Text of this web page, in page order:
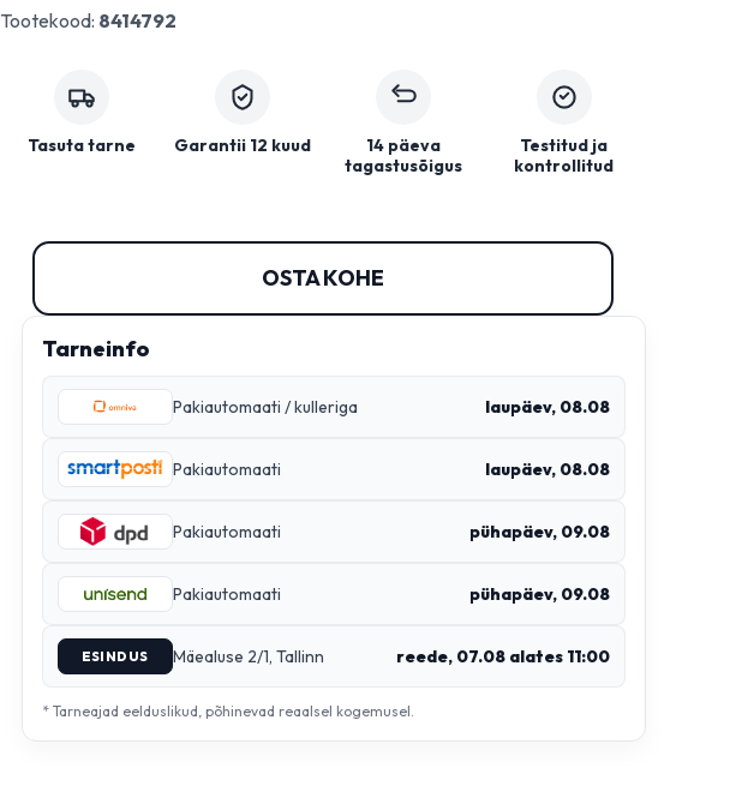
Tootekood: 8414792
Tasuta tarne Garantii 12 kuud
14 päeva
tagastusõigus
Testitud ja
kontrollitud
OSTA KOHE
Tarneinfo
Pakiautomaati / kulleriga laupäev, 08.08
Pakiautomaati laupäev, 08.08
Pakiautomaati pühapäev, 09.08
Pakiautomaati pühapäev, 09.08
ESINDUS Mäealuse 2/1, Tallinn reede, 07.08 alates 11:00
* Tarneajad eelduslikud, põhinevad reaalsel kogemusel.